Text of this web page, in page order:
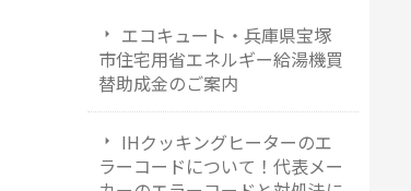
エコキュート・兵庫県宝塚
市住宅用省エネルギー給湯機買
替助成金のご案内
IHクッキングヒーターのエ
ラーコードについて！代表メー